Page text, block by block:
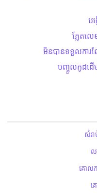
ប
ភ្លែតល
មិនបានទទួលការណ
បញ្ចូលកូដដើ
សំរ
ល
គោល
គ